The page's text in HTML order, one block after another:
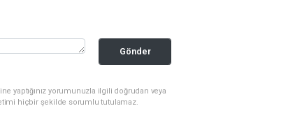
Gönder
yaptığınız yorumunuzla ilgili doğrudan veya
hiçbir şekilde sorumlu tutulamaz.